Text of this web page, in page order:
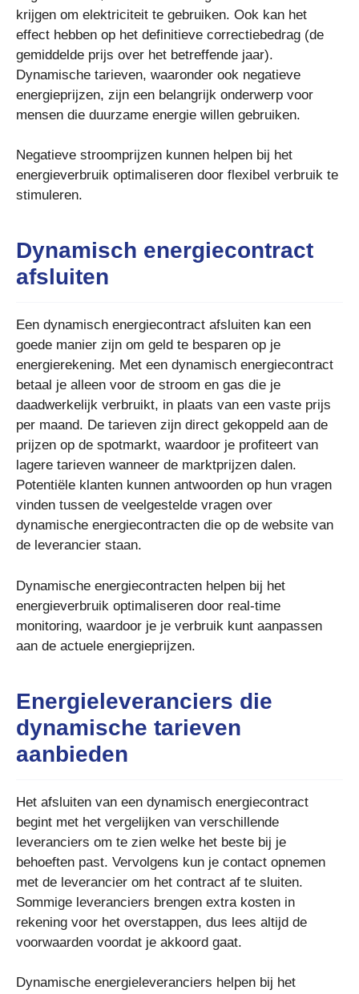
krijgen om elektriciteit te gebruiken. Ook kan het
effect hebben op het definitieve correctiebedrag (de
gemiddelde prijs over het betreffende jaar).
Dynamische tarieven, waaronder ook negatieve
energieprijzen, zijn een belangrijk onderwerp voor
mensen die duurzame energie willen gebruiken.
Negatieve stroomprijzen kunnen helpen bij het
energieverbruik optimaliseren door flexibel verbruik te
stimuleren.
Dynamisch energiecontract
afsluiten
Een dynamisch energiecontract afsluiten kan een
goede manier zijn om geld te besparen op je
energierekening. Met een dynamisch energiecontract
betaal je alleen voor de stroom en gas die je
daadwerkelijk verbruikt, in plaats van een vaste prijs
per maand. De tarieven zijn direct gekoppeld aan de
prijzen op de spotmarkt, waardoor je profiteert van
lagere tarieven wanneer de marktprijzen dalen.
Potentiële klanten kunnen antwoorden op hun vragen
vinden tussen de veelgestelde vragen over
dynamische energiecontracten die op de website van
de leverancier staan.
Dynamische energiecontracten helpen bij het
energieverbruik optimaliseren door real-time
monitoring, waardoor je je verbruik kunt aanpassen
aan de actuele energieprijzen.
Energieleveranciers die
dynamische tarieven
aanbieden
Het afsluiten van een dynamisch energiecontract
begint met het vergelijken van verschillende
leveranciers om te zien welke het beste bij je
behoeften past. Vervolgens kun je contact opnemen
met de leverancier om het contract af te sluiten.
Sommige leveranciers brengen extra kosten in
rekening voor het overstappen, dus lees altijd de
voorwaarden voordat je akkoord gaat.
Dynamische energieleveranciers helpen bij het